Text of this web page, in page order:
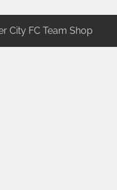
City FC Team Shop